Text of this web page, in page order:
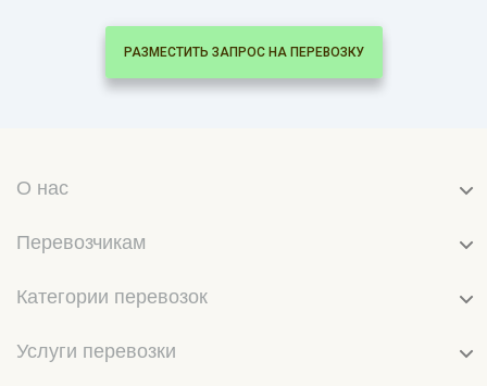
РАЗМЕСТИТЬ ЗАПРОС НА ПЕРЕВОЗКУ
О нас
Перевозчикам
Категории перевозок
Услуги перевозки